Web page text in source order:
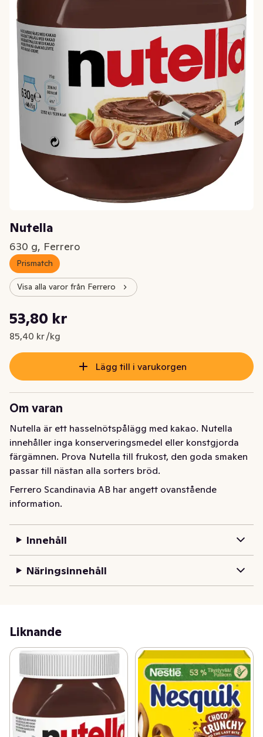
Nutella
630 g, Ferrero
Prismatch
Visa alla varor från Ferrero
Nuvarande pris är: 53,80 kr
53,80 kr
85,40 kr /kg
Styckpris: 85,40 kr /kg
Lägg till i varukorgen
Om varan
Nutella är ett hasselnötspålägg med kakao. Nutella
innehåller inga konserveringsmedel eller konstgjorda
färgämnen. Prova Nutella till frukost, den goda smaken
passar till nästan alla sorters bröd.
Ferrero Scandinavia AB har angett ovanstående
information.
Innehåll
Näringsinnehåll
Liknande